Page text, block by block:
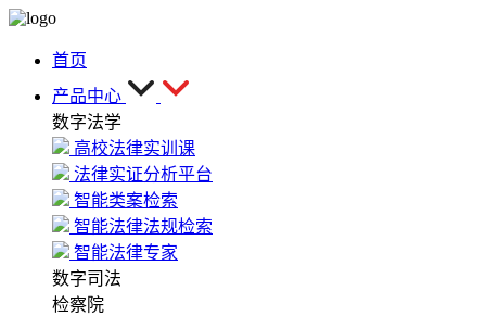
首页
产品中心
数字法学
高校法律实训课
法律实证分析平台
智能类案检索
智能法律法规检索
智能法律专家
数字司法
检察院